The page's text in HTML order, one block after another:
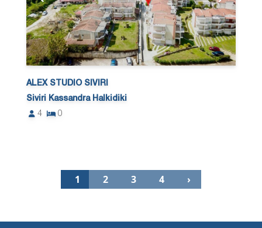
ALEX STUDIO SIVIRI
Siviri Kassandra Halkidiki
4
0
1 2 3 4 ›